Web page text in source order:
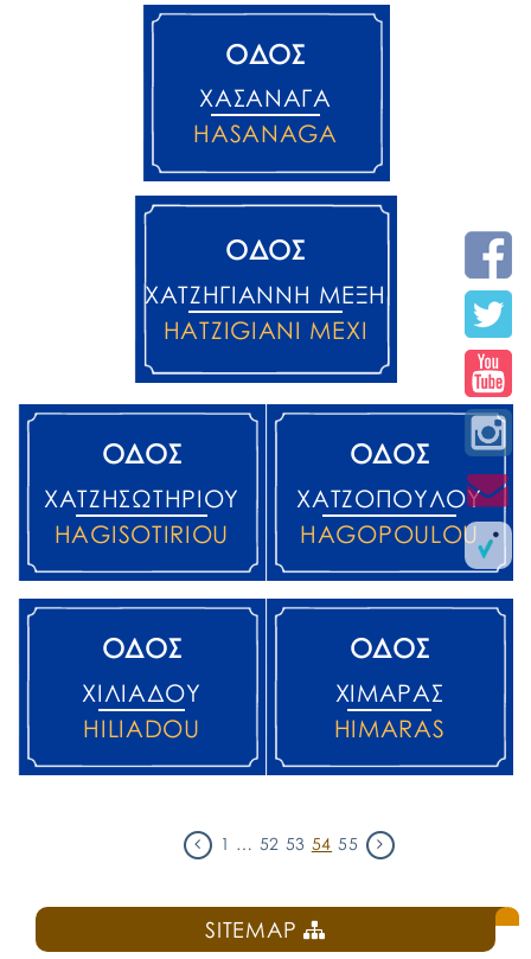
ΟΔΟΣ
ΧΑΣΆΝΑΓΑ
HASANAGA
ΟΔΟΣ
ΧΑΤΖΗΓΙΆΝΝΗ ΜΈΞΗ
HATZIGIANI MEXI
ΟΔΟΣ
ΧΑΤΖΗΣΩΤΗΡΊΟΥ
HAGISOTIRIOU
ΟΔΟΣ
ΧΑΤΖΟΠΟΎΛΟΥ
HAGOPOULOU
ΟΔΟΣ
ΧΙΛΙΑΔΟΎ
HILIADOU
ΟΔΟΣ
ΧΙΜΆΡΑΣ
HIMARAS
1 … 52 53 54 55
SITEMAP